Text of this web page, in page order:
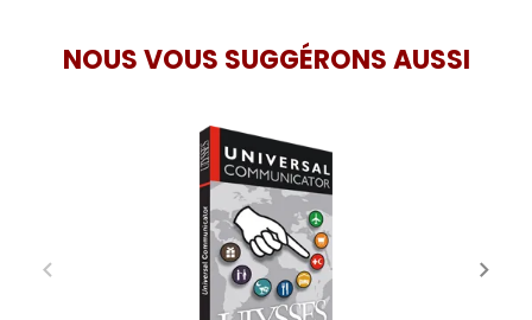
NOUS VOUS SUGGÉRONS AUSSI